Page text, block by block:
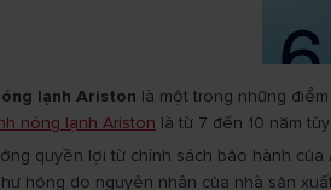
lạnh Ariston là một trong những
nóng lạnh Ariston là từ 7 đến 10 năm
quyền lợi từ chính sách bảo hành
hỏng do nguyên nhân của nhà sản